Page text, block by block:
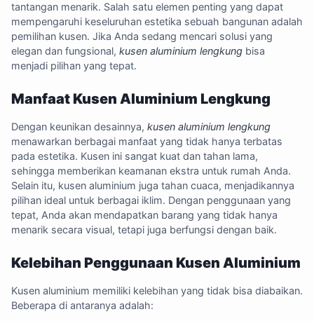
tantangan menarik. Salah satu elemen penting yang dapat
mempengaruhi keseluruhan estetika sebuah bangunan adalah
pemilihan kusen. Jika Anda sedang mencari solusi yang
elegan dan fungsional, kusen aluminium lengkung bisa
menjadi pilihan yang tepat.
Manfaat Kusen Aluminium Lengkung
Dengan keunikan desainnya, kusen aluminium lengkung
menawarkan berbagai manfaat yang tidak hanya terbatas
pada estetika. Kusen ini sangat kuat dan tahan lama,
sehingga memberikan keamanan ekstra untuk rumah Anda.
Selain itu, kusen aluminium juga tahan cuaca, menjadikannya
pilihan ideal untuk berbagai iklim. Dengan penggunaan yang
tepat, Anda akan mendapatkan barang yang tidak hanya
menarik secara visual, tetapi juga berfungsi dengan baik.
Kelebihan Penggunaan Kusen Aluminium
Kusen aluminium memiliki kelebihan yang tidak bisa diabaikan.
Beberapa di antaranya adalah: